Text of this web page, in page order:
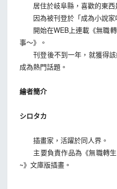
居住於岐阜縣，喜歡的東西
因為被刊登於「成為小說家
開始在WEB上連載《無職轉
事～》。
刊登後不到一年，就獲得該
成為熱門話題。
繪者簡介
シロタカ
插畫家，活躍於同人界。
主要負責作品為《無職轉生
~》文庫版插畫。